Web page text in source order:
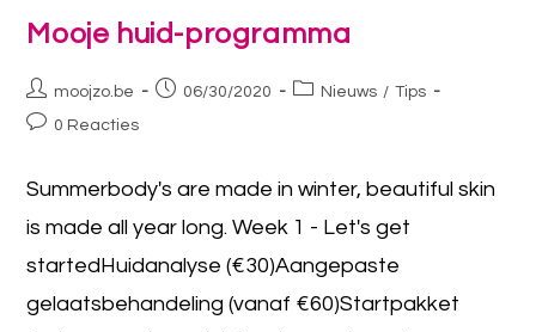
Mooje huid-programma
moojzo.be 06/30/2020 Nieuws / Tips
0 Reacties
Summerbody's are made in winter, beautiful skin
is made all year long. Week 1 - Let's get
startedHuidanalyse (€30)Aangepaste
gelaatsbehandeling (vanaf €60)Startpakket